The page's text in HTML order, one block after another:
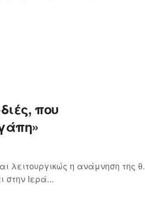
που
λειτουργικώς η ανάμνηση της θ.
στην Ιερά...